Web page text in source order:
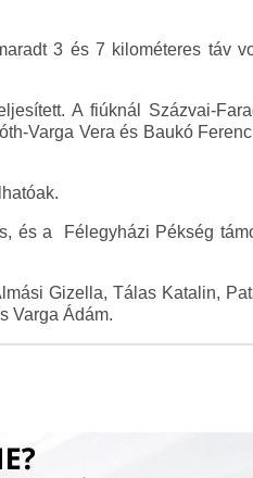
3 és 7 kilométeres táv
A fiúknál Százvai-
Varga Vera és Baukó
és a Félegyházi Pékség
Gizella, Tálas Katalin,
Varga Ádám.